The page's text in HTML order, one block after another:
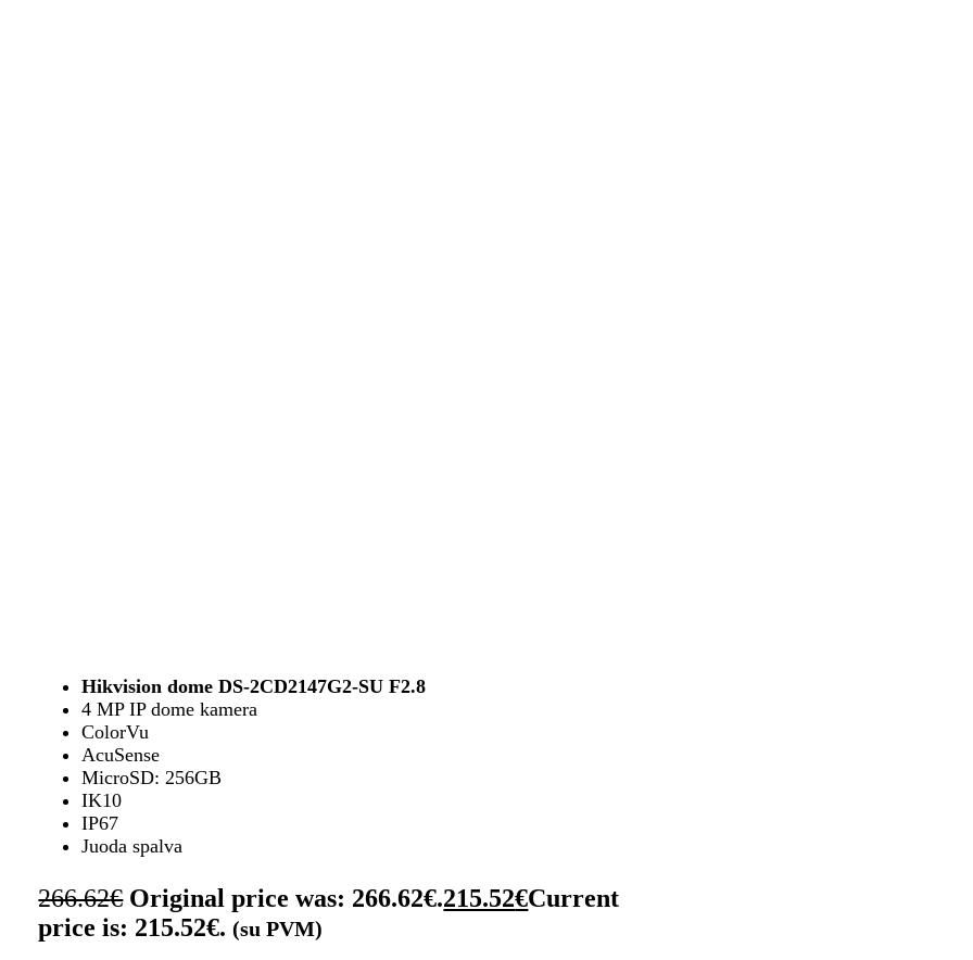
Hikvision dome DS-2CD2147G2-SU F2.8
4 MP IP dome kamera
ColorVu
AcuSense
MicroSD: 256GB
IK10
IP67
Juoda spalva
266.62€ Original price was: 266.62€.215.52€Current
price is: 215.52€. (su PVM)